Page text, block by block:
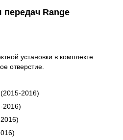
передач Range
установки в комплекте.
отверстие.
2016)
2016)